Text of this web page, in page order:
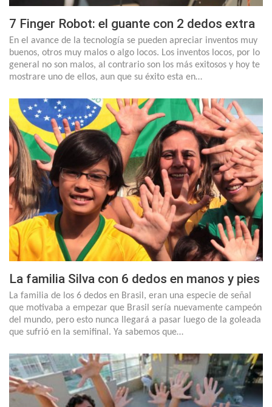
7 Finger Robot: el guante con 2 dedos extra
En el avance de la tecnología se pueden apreciar inventos muy
buenos, otros muy malos o algo locos. Los inventos locos, por lo
general no son malos, al contrario son los más exitosos y hoy te
mostrare uno de ellos, aun que su éxito esta en…
La familia Silva con 6 dedos en manos y pies
La familia de los 6 dedos en Brasil, eran una especie de señal
que motivaba a empezar que Brasil sería nuevamente campeón
del mundo, pero esto nunca llegará a pasar luego de la goleada
que sufrió en la semifinal. Ya sabemos que…